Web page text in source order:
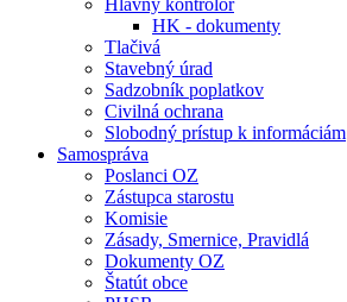
Hlavný kontrolór
HK - dokumenty
Tlačivá
Stavebný úrad
Sadzobník poplatkov
Civilná ochrana
Slobodný prístup k informáciám
Samospráva
Poslanci OZ
Zástupca starostu
Komisie
Zásady, Smernice, Pravidlá
Dokumenty OZ
Štatút obce